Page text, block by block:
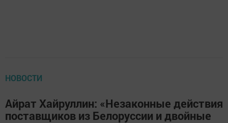
НОВОСТИ
Айрат Хайруллин: «Незаконные действия
поставщиков из Белоруссии и двойные